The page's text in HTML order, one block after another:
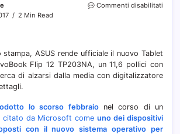
2 Min Read
Commenti disabilitati
stampa, ASUS rende ufficiale il nuovo Tablet
Flip 12 TP203NA, un 11,6 pollici con
di alzarsi dalla media con digitalizzatore
lo scorso febbraionel corso di un
citato da Microsoft comeuno dei dispositivi
con il nuovo sistema operativo per